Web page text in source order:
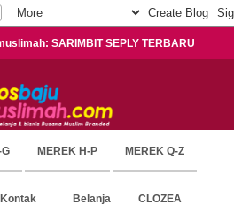
SARIMBIT SEPLY TERBARU
MEREK H-P MEREK Q-Z
Kontak Belanja CLOZEA